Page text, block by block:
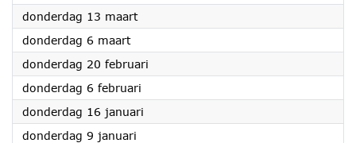
donderdag 13 maart2025
donderdag 6 maart2025
donderdag 20 februari
donderdag 6 februari
donderdag 16 januari
donderdag 9 januari